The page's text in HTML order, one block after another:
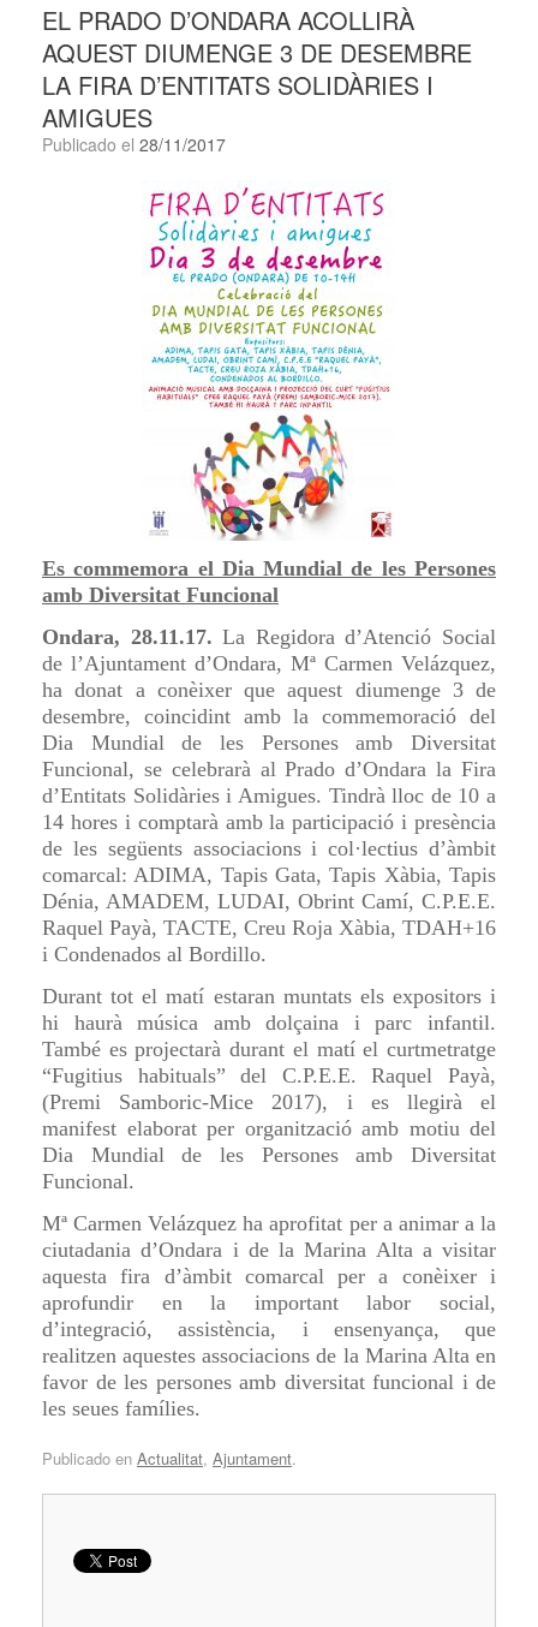
EL PRADO D’ONDARA ACOLLIRÀ
AQUEST DIUMENGE 3 DE DESEMBRE
LA FIRA D’ENTITATS SOLIDÀRIES I
AMIGUES
Publicado el 28/11/2017
Es commemora el Dia Mundial de les Persones
amb Diversitat Funcional
Ondara, 28.11.17.La Regidora d’Atenció Social
de l’Ajuntament d’Ondara, Mª Carmen Velázquez,
ha donat a conèixer que aquest diumenge 3 de
desembre, coincidint amb la commemoració del
Dia Mundial de les Persones amb Diversitat
Funcional, se celebrarà al Prado d’Ondara la Fira
d’Entitats Solidàries i Amigues. Tindrà lloc de 10 a
14 hores i comptarà amb la participació i presència
de les següents associacions i col·lectius d’àmbit
comarcal: ADIMA, Tapis Gata, Tapis Xàbia, Tapis
Dénia, AMADEM, LUDAI, Obrint Camí, C.P.E.E.
Raquel Payà, TACTE, Creu Roja Xàbia, TDAH+16
i Condenados al Bordillo.
Durant tot el matí estaran muntats els expositors i
hi haurà música amb dolçaina i parc infantil.
També es projectarà durant el matí el curtmetratge
“Fugitius habituals” del C.P.E.E. Raquel Payà,
(Premi Samboric-Mice 2017), i es llegirà el
manifest elaborat per organització amb motiu del
Dia Mundial de les Persones amb Diversitat
Funcional.
Mª Carmen Velázquez ha aprofitat per a animar a la
ciutadania d’Ondara i de la Marina Alta a visitar
aquesta fira d’àmbit comarcal per a conèixer i
aprofundir en la important labor social,
d’integració, assistència, i ensenyança, que
realitzen aquestes associacions de la Marina Alta en
favor de les persones amb diversitat funcional i de
les seues famílies.
Publicado en Actualitat, Ajuntament.